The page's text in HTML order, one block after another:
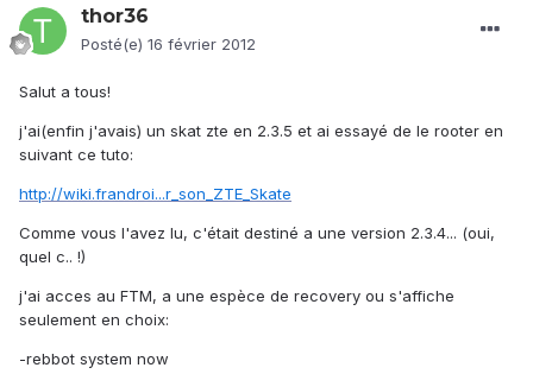
thor36
Posté(e) 16 février 2012
Salut a tous!
j'ai(enfin j'avais) un skat zte en 2.3.5 et ai essayé de le rooter en
suivant ce tuto:
http://wiki.frandroi...r_son_ZTE_Skate
Comme vous l'avez lu, c'était destiné a une version 2.3.4... (oui,
quel c.. !)
j'ai acces au FTM, a une espèce de recovery ou s'affiche
seulement en choix:
-rebbot system now